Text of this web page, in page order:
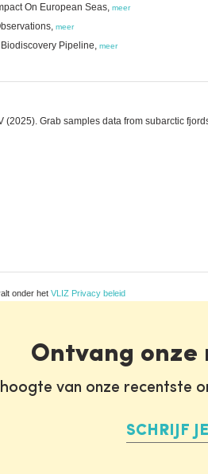
On European Seas, meer
meer
Pipeline, meer
(2025). Grab samples data from subarctic
onder het VLIZ Privacy beleid
Ontvang onze
van onze recentste
SCHRIJF